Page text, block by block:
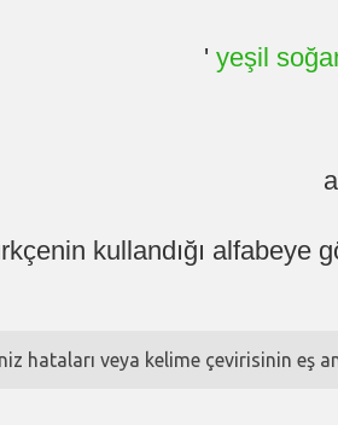
' yeşil
kullandığı alfabeye
hataları veya kelime çevirisinin eş